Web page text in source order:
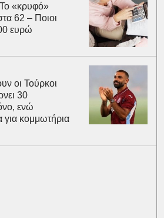
«κρυφό»
62 – Ποιοι
ευρώ
οι Τούρκοι
30
ενώ
για κομμωτήρια